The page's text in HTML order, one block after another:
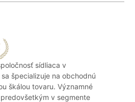
sídliaca v
špecializuje na obchodnú
škálou tovaru. Významné
v segmente